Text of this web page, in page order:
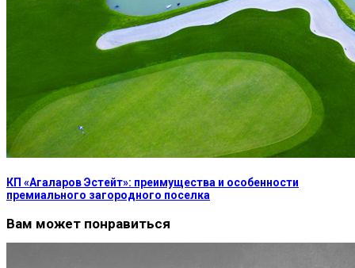
КП «Агаларов Эстейт»: преимущества и особенности
премиального загородного поселка
Вам может понравиться